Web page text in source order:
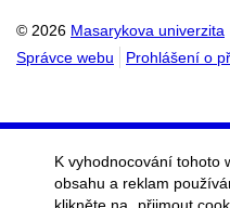
© 2026 Masarykova univerzita
Správce webu
Prohlášení o
K vyhodnocování tohoto
obsahu a reklam